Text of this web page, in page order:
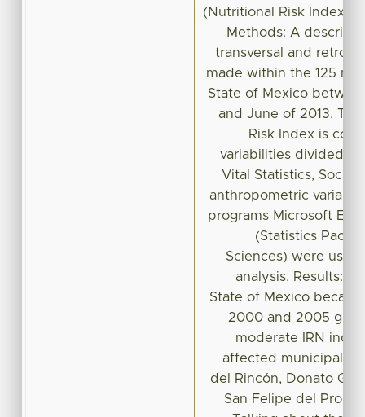
(Nutritional Risk Index;
Methods: A
transversal and
made within the 125
State of Mexico
and June of 2013.
Risk Index is
variabilities divided in
Vital Statistics, Social
anthropometric
programs Microsoft
(Statistics
Sciences) were
analysis. Results:
State of Mexico
2000 and 2005
moderate IRN
affected
del Rincón, Donato
San Felipe del